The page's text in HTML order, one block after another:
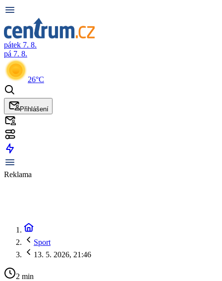
pátek 7. 8.
pá 7. 8.
26°C
Přihlášení
Reklama
Sport
13. 5. 2026, 21:46
2 min